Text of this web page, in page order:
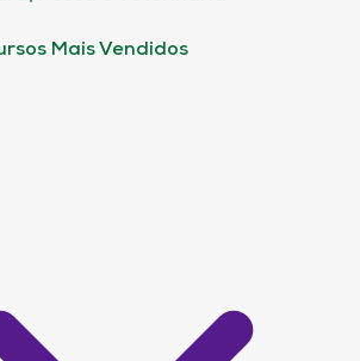
Mais Vendidos